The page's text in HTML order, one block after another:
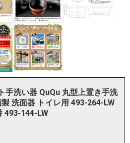
手洗い器 QuQu 丸型上置き手洗
洗面器 トイレ用 493-264-LW
493-144-LW